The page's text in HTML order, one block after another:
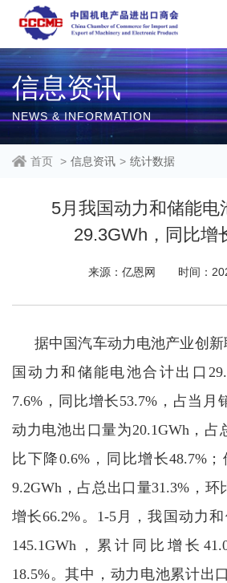
信息资讯
NEWS & INFORMATION
首页 > 信息资讯 > 统计数据
5月我国动力和储能电
29.3GWh，同比增
来源：亿恩网 时间：
据中国汽车动力电池产业创
国动力和储能电池合计出口
7.6%，同比增长53.7%，占当月
动力电池出口量为20.1GWh，占
比下降0.6%，同比增长48.7%
9.2GWh，占总出口量31.3%，环
增长66.2%。1-5月，我国动力
145.1GWh，累计同比增长
18.5%。其中，动力电池累计出